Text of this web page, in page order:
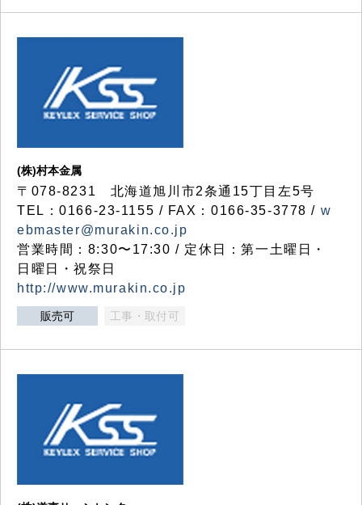
(株)村本金属
〒078-8231 北海道旭川市2条通15丁目左5号
TEL：0166-23-1155 / FAX：0166-35-3778 / w
ebmaster@murakin.co.jp
営業時間：8:30〜17:30 / 定休日：第一土曜日・
日曜日・祝祭日
http://www.murakin.co.jp
販売可 工事・取付可